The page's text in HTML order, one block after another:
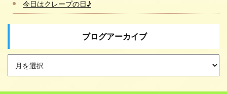
今日はクレープの日♪
ブログアーカイブ